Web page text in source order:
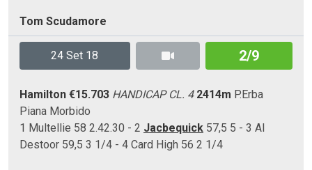
Tom Scudamore
24 Set 18 2/9
Hamilton €15.703 HANDICAP CL. 4 2414m P.Erba
Piana Morbido
1 Multellie 58 2.42.30 - 2 Jacbequick 57,5 5 - 3 Al
Destoor 59,5 3 1/4 - 4 Card High 56 2 1/4